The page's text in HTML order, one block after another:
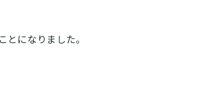
になりました。